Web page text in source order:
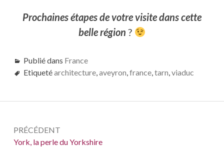
Prochaines étapes de votre visite dans cette
belle région ?
Publié dans France
Etiquetéarchitecture,aveyron,france,tarn,viaduc
de
PRÉCÉDENT
Précédent :
York, la perle du Yorkshire